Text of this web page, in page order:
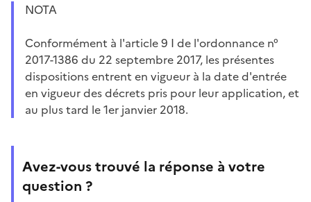
NOTA
Conformément à l'article 9 I de l'ordonnance n°
2017-1386 du 22 septembre 2017, les présentes
dispositions entrent en vigueur à la date d'entrée
en vigueur des décrets pris pour leur application, et
au plus tard le 1er janvier 2018.
Avez-vous trouvé la réponse à votre
question ?